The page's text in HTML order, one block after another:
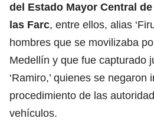
del Estado Mayor Central
las Farc, entre ellos, alias
hombres que se movilizaba
Medellín y que fue capturado
‘Ramiro,’ quienes se negaron
procedimiento de las
vehículos.